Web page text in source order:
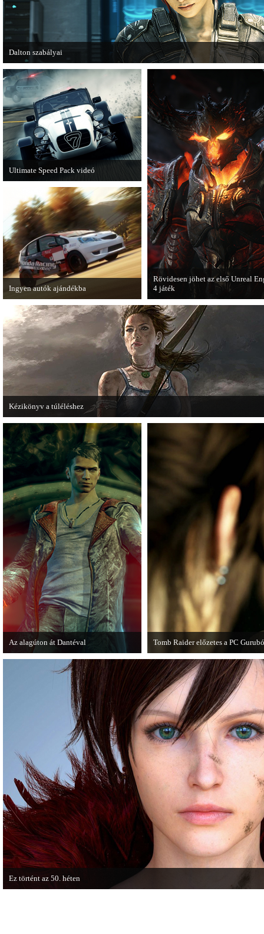
Dalton szabályai
Új videóval jelentkezik az Insomniac Games játéka, a Fuse.
Ultimate Speed Pack videó
Már elérhető a Need for Speed Most
Wanted első nagyobb kiegészítő
csomagja.
Rövidesen jöhet az első Unreal
4 játék
A Zombie Studios készölő játéka
Epic Games legújabb motorját, az
Unreal Engine 4-et fogja
Ingyen autók ajándékba
A Forza Horizon készítői ingyenesen
letölthető autókkal kedveskednek a
játékosok számára.
Kézikönyv a túléléshez
A Tomb Raider sem ússza meg a manapság már kötelező videosorozatot.
Az alagúton át Dantéval
A Devil May Cry újragondolás új
játékmenet-videóval jelentkezik.
Tomb Raider előzetes a PC
A PC Guru friss számában több
cikkből most egy részletet online
Ez történt az 50. héten